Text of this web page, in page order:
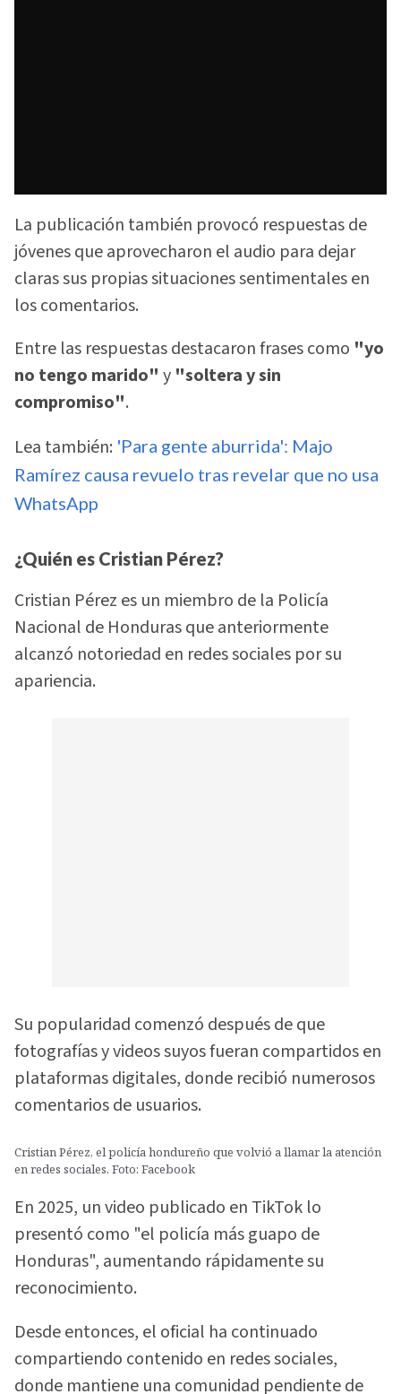
La publicación también provocó respuestas de
jóvenes que aprovecharon el audio para dejar
claras sus propias situaciones sentimentales en
los comentarios.
Entre las respuestas destacaron frases como "yo
no tengo marido" y "soltera y sin
compromiso".
Lea también: 'Para gente aburrida': Majo
Ramírez causa revuelo tras revelar que no usa
WhatsApp
¿Quién es Cristian Pérez?
Cristian Pérez es un miembro de la Policía
Nacional de Honduras que anteriormente
alcanzó notoriedad en redes sociales por su
apariencia.
Su popularidad comenzó después de que
fotografías y videos suyos fueran compartidos en
plataformas digitales, donde recibió numerosos
comentarios de usuarios.
Cristian Pérez, el policía hondureño que volvió a llamar la atención
en redes sociales. Foto: Facebook
En 2025, un video publicado en TikTok lo
presentó como "el policía más guapo de
Honduras", aumentando rápidamente su
reconocimiento.
Desde entonces, el oficial ha continuado
compartiendo contenido en redes sociales,
donde mantiene una comunidad pendiente de